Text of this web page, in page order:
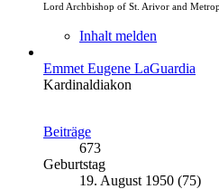
Lord Archbishop of St. Arivor and
Inhalt melden
Emmet Eugene LaGuardia
Kardinaldiakon
Beiträge
673
Geburtstag
19. August 1950 (75)